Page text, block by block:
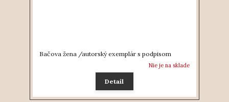
Bačova žena /autorský exemplár s podpisom
Nie je na sklade
Detail